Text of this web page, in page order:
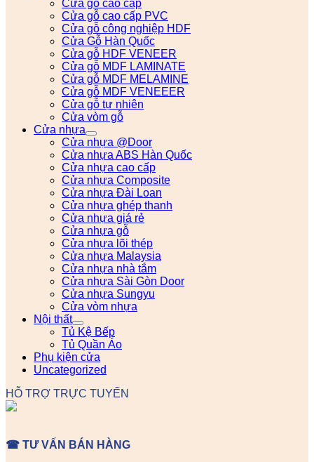
Cửa gỗ cao cấp
Cửa gỗ cao cấp PVC
Cửa gỗ công nghiệp HDF
Cửa Gỗ Hàn Quốc
Cửa gỗ HDF VENEER
Cửa gỗ MDF LAMINATE
Cửa gỗ MDF MELAMINE
Cửa gỗ MDF VENEEER
Cửa gỗ tự nhiên
Cửa vòm gỗ
Cửa nhựa
Cửa nhựa @Door
Cửa nhựa ABS Hàn Quốc
Cửa nhựa cao cấp
Cửa nhựa Composite
Cửa nhựa Đài Loan
Cửa nhựa ghép thanh
Cửa nhựa giá rẻ
Cửa nhựa gỗ
Cửa nhựa lõi thép
Cửa nhựa Malaysia
Cửa nhựa nhà tắm
Cửa nhựa Sài Gòn Door
Cửa nhựa Sungyu
Cửa vòm nhựa
Nội thất
Tủ Kệ Bếp
Tủ Quần Áo
Phụ kiện cửa
Uncategorized
HỖ TRỢ TRỰC TUYẾN
☎ TƯ VẤN BÁN HÀNG